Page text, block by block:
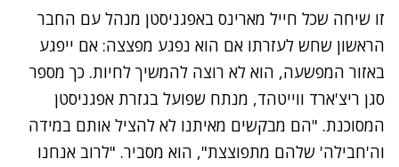
זו שיחה שכל חייל מארינס באפגניסטן מנהל עם החבר
הראשון שחש לעזרתו אם הוא נפגע מפצצה: אם ייפגע
באזור המפשעה, הוא לא רוצה להמשיך לחיות. כך מספר
סגן ריצ'ארד ווייטהד, מנתח שפועל בגזרת אפגניסטן
המסוכנת. "הם מבקשים מאיתנו לא להציל אותם במידה
וה'חבילה' שלהם מתפוצצת", הוא מסביר. "לרוב אנחנו